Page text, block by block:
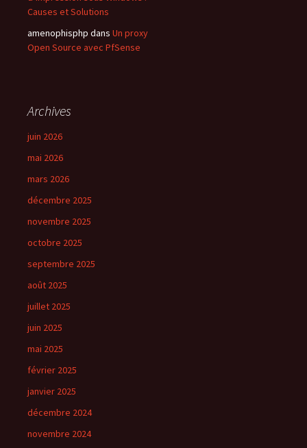
Causes et Solutions
amenophisphp dans Un proxy
Open Source avec PfSense
Archives
juin 2026
mai 2026
mars 2026
décembre 2025
novembre 2025
octobre 2025
septembre 2025
août 2025
juillet 2025
juin 2025
mai 2025
février 2025
janvier 2025
décembre 2024
novembre 2024